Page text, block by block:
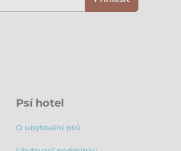
Psí hotel
O ubytování psů